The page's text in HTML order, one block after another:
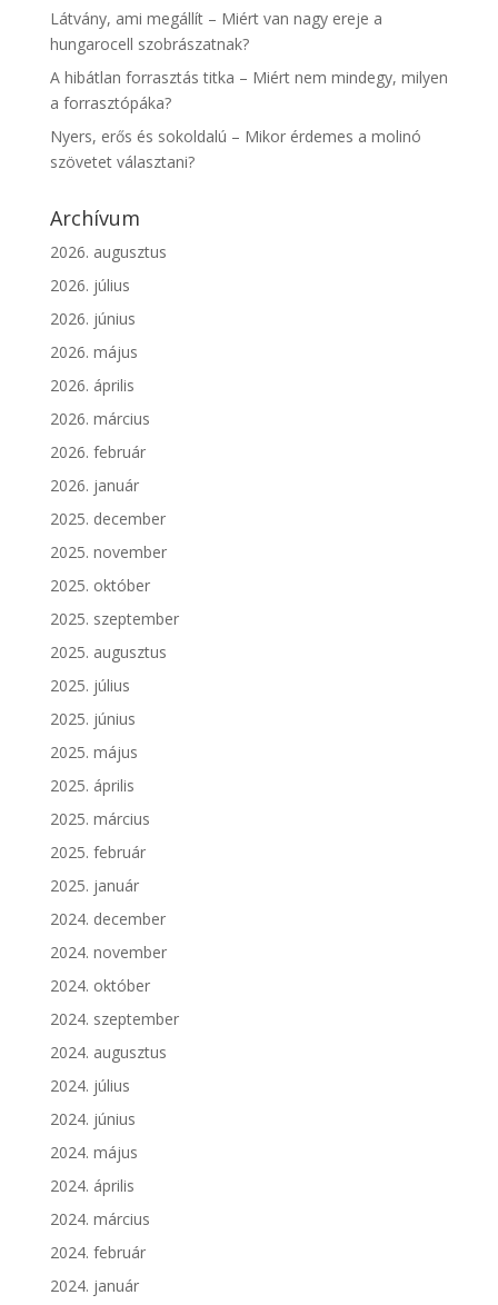
Látvány, ami megállít – Miért van nagy ereje a
hungarocell szobrászatnak?
A hibátlan forrasztás titka – Miért nem mindegy, milyen
a forrasztópáka?
Nyers, erős és sokoldalú – Mikor érdemes a molinó
szövetet választani?
Archívum
2026. augusztus
2026. július
2026. június
2026. május
2026. április
2026. március
2026. február
2026. január
2025. december
2025. november
2025. október
2025. szeptember
2025. augusztus
2025. július
2025. június
2025. május
2025. április
2025. március
2025. február
2025. január
2024. december
2024. november
2024. október
2024. szeptember
2024. augusztus
2024. július
2024. június
2024. május
2024. április
2024. március
2024. február
2024. január